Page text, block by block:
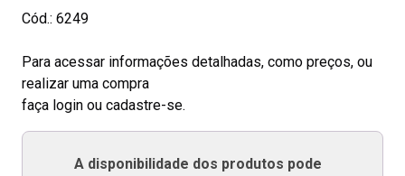
Cód.: 6249
Para acessar informações detalhadas, como preços, ou
realizar uma compra
faça login ou cadastre-se.
A disponibilidade dos produtos pode